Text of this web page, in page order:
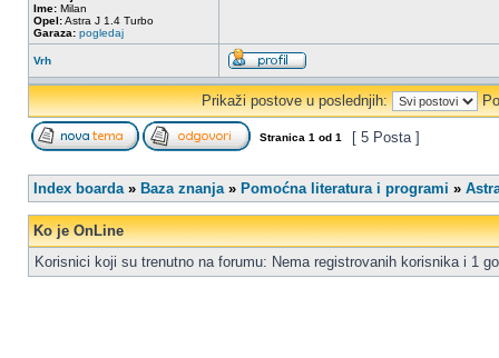
Ime: Milan
Opel:Astra J 1.4 Turbo
Garaza: pogledaj
Vrh
Prikaži postove u poslednjih:
Stranica 1 od 1 [ 5 Posta ]
Index boarda» Baza znanja» Pomoćna literatura i programi »
Ko je OnLine
Korisnici koji su trenutno na forumu: Nema registrovanih korisnika i 1